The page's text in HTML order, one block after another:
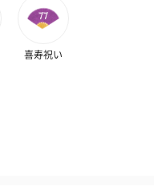
喜寿祝い